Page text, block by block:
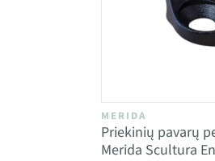
MERIDA
Priekinių pavarų
Merida Scultura